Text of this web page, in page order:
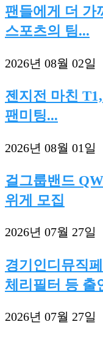
팬들에게 더 가
스포츠의 팀...
2026년 08월 02일
젠지전 마친
팬미팅...
2026년 08월 01일
걸그룹밴드
위게 모집
2026년 07월 27일
경기인디뮤직
체리필터 등 출
2026년 07월 27일